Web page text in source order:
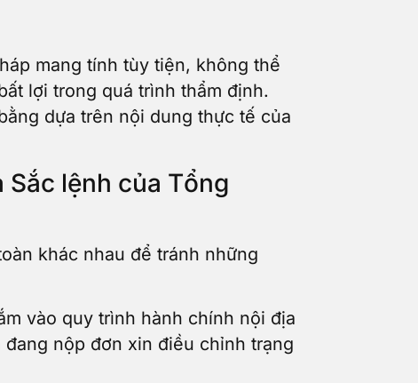
mang tính tùy tiện, không thể
lợi trong quá trình thẩm định.
dựa trên nội dung thực tế của
Sắc lệnh của Tổng
khác nhau để tránh những
vào quy trình hành chính nội địa
nộp đơn xin điều chỉnh trạng